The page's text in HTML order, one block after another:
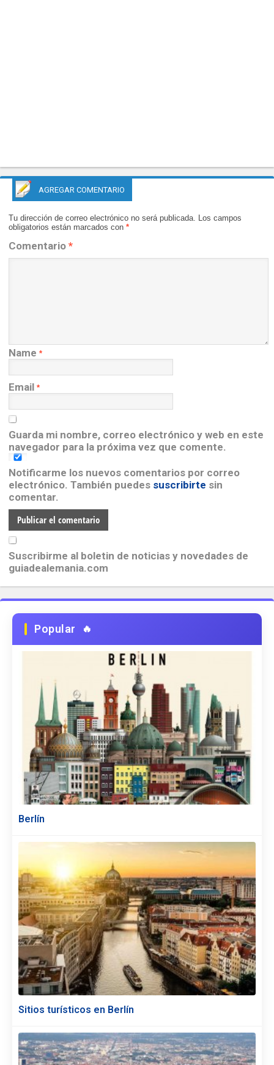
AGREGAR COMENTARIO
Tu dirección de correo electrónico no será publicada. Los campos
obligatorios están marcados con *
Comentario *
Name *
Email *
Guarda mi nombre, correo electrónico y web en este
navegador para la próxima vez que comente.
Notificarme los nuevos comentarios por correo
electrónico. También puedes suscribirte sin
comentar.
Suscribirme al boletin de noticias y novedades de
guiadealemania.com
Popular
Berlín
Sitios turísticos en Berlín